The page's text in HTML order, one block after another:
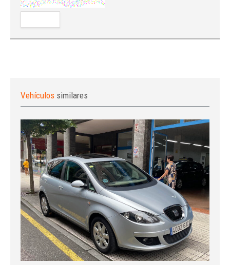
Vehículos similares